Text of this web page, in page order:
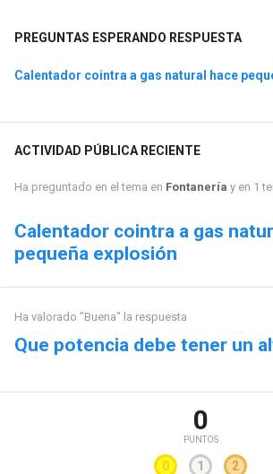
PREGUNTAS ESPERANDO RESPUESTA
Calentador cointra a gas natural hace
ACTIVIDAD PÚBLICA RECIENTE
Ha preguntado en el tema en Fontanería y en 1
Calentador cointra a gas
pequeña explosión
Ha valorado "Buena" la respuesta
Que potencia debe tener un
0
PUNTOS
0 1 2